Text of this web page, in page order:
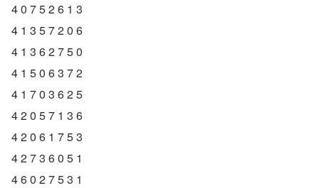
4 0 7 5 2 6 1 3
4 1 3 5 7 2 0 6
4 1 3 6 2 7 5 0
4 1 5 0 6 3 7 2
4 1 7 0 3 6 2 5
4 2 0 5 7 1 3 6
4 2 0 6 1 7 5 3
4 2 7 3 6 0 5 1
4 6 0 2 7 5 3 1